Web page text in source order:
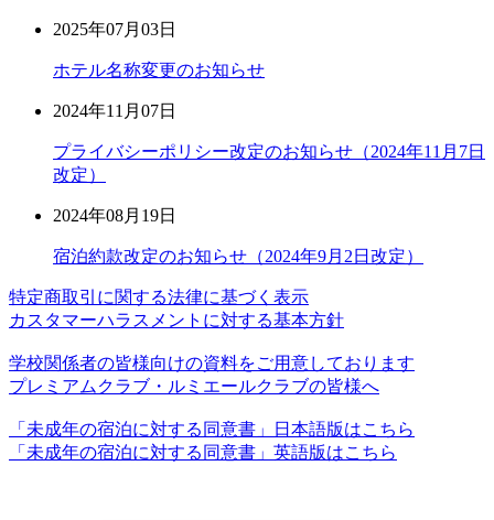
2025年07月03日
ホテル名称変更のお知らせ
2024年11月07日
プライバシーポリシー改定のお知らせ（2024年11月7日
改定）
2024年08月19日
宿泊約款改定のお知らせ（2024年9月2日改定）
特定商取引に関する法律に基づく表示
カスタマーハラスメントに対する基本方針
学校関係者の皆様向けの資料をご用意しております
プレミアムクラブ・ルミエールクラブの皆様へ
「未成年の宿泊に対する同意書」日本語版はこちら
「未成年の宿泊に対する同意書」英語版はこちら